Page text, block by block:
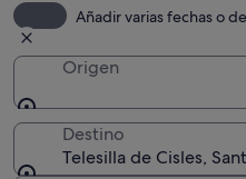
Añadir varias fechas o
Origen
Destino
Telesilla de Cisles,